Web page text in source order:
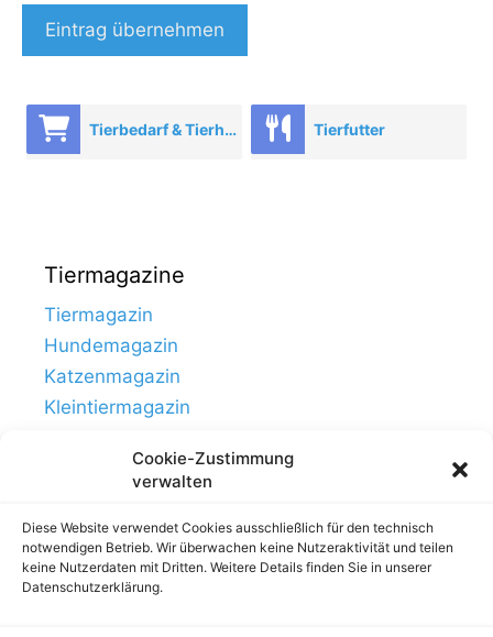
Cookie-Zustimmung
verwalten
Diese Website verwendet Cookies ausschließlich für den technisch
notwendigen Betrieb. Wir überwachen keine Nutzeraktivität und teilen
keine Nutzerdaten mit Dritten. Weitere Details finden Sie in unserer
Datenschutzerklärung.
Eintrag übernehmen
Tierbedarf & Tierhandel Tierfutter
Tiermagazine
Tiermagazin
Hundemagazin
Katzenmagazin
Kleintiermagazin